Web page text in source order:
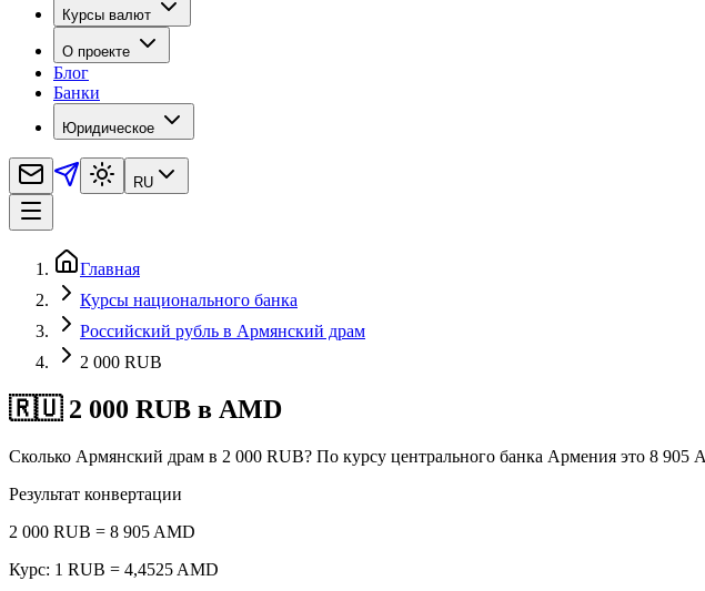
Курсы валют
О проекте
Блог
Банки
Юридическое
RU
Главная
Курсы национального банка
Российский рубль в Армянский драм
2 000 RUB
🇷🇺 2 000 RUB в AMD
Сколько Армянский драм в 2 000 RUB? По курсу центрального банка Армения это 8 905
Результат конвертации
2 000 RUB = 8 905 AMD
Курс: 1 RUB = 4,4525 AMD